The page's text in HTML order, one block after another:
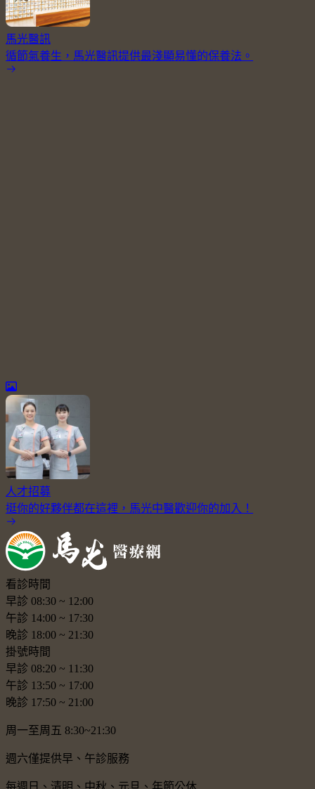
馬光醫訊
循節氣養生，馬光醫訊提供最淺顯易懂的保養法。
人才招募
挺你的好夥伴都在這裡，馬光中醫歡迎你的加入！
看診時間
早診 08:30 ~ 12:00
午診 14:00 ~ 17:30
晚診 18:00 ~ 21:30
掛號時間
早診 08:20 ~ 11:30
午診 13:50 ~ 17:00
晚診 17:50 ~ 21:00
周一至周五 8:30~21:30
週六僅提供早、午診服務
每週日、清明、中秋、元旦、年節公休